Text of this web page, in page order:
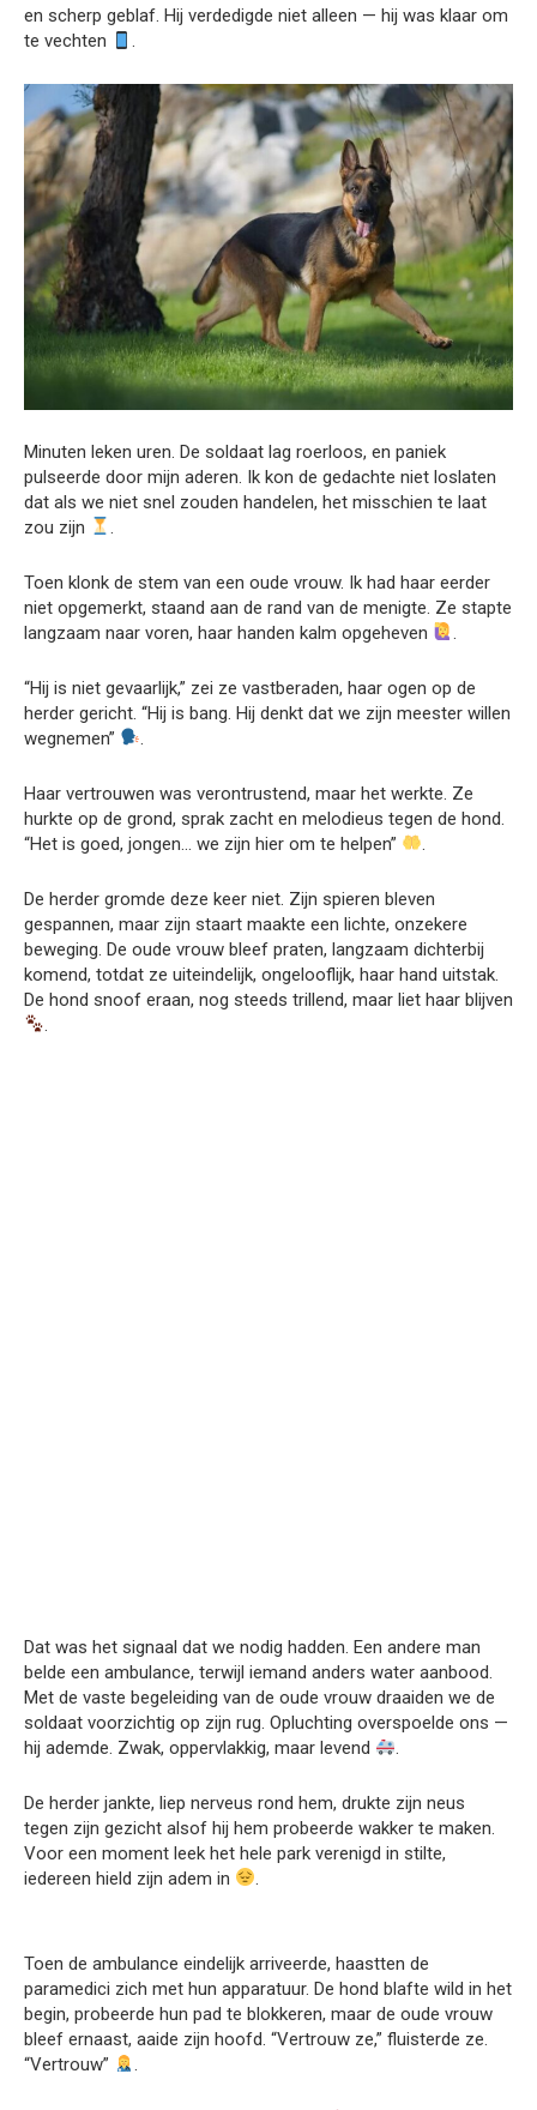
en scherp geblaf. Hij verdedigde niet alleen — hij was klaar om
te vechten
.
Minuten leken uren. De soldaat lag roerloos, en paniek
pulseerde door mijn aderen. Ik kon de gedachte niet loslaten
dat als we niet snel zouden handelen, het misschien te laat
zou zijn
.
Toen klonk de stem van een oude vrouw. Ik had haar eerder
niet opgemerkt, staand aan de rand van de menigte. Ze stapte
langzaam naar voren, haar handen kalm opgeheven
.
“Hij is niet gevaarlijk,” zei ze vastberaden, haar ogen op de
herder gericht. “Hij is bang. Hij denkt dat we zijn meester willen
wegnemen”
.
Haar vertrouwen was verontrustend, maar het werkte. Ze
hurkte op de grond, sprak zacht en melodieus tegen de hond.
“Het is goed, jongen… we zijn hier om te helpen”
.
De herder gromde deze keer niet. Zijn spieren bleven
gespannen, maar zijn staart maakte een lichte, onzekere
beweging. De oude vrouw bleef praten, langzaam dichterbij
komend, totdat ze uiteindelijk, ongelooflijk, haar hand uitstak.
De hond snoof eraan, nog steeds trillend, maar liet haar blijven
.
Dat was het signaal dat we nodig hadden. Een andere man
belde een ambulance, terwijl iemand anders water aanbood.
Met de vaste begeleiding van de oude vrouw draaiden we de
soldaat voorzichtig op zijn rug. Opluchting overspoelde ons —
hij ademde. Zwak, oppervlakkig, maar levend
.
De herder jankte, liep nerveus rond hem, drukte zijn neus
tegen zijn gezicht alsof hij hem probeerde wakker te maken.
Voor een moment leek het hele park verenigd in stilte,
iedereen hield zijn adem in
.
Toen de ambulance eindelijk arriveerde, haastten de
paramedici zich met hun apparatuur. De hond blafte wild in het
begin, probeerde hun pad te blokkeren, maar de oude vrouw
bleef ernaast, aaide zijn hoofd. “Vertrouw ze,” fluisterde ze.
“Vertrouw”
.